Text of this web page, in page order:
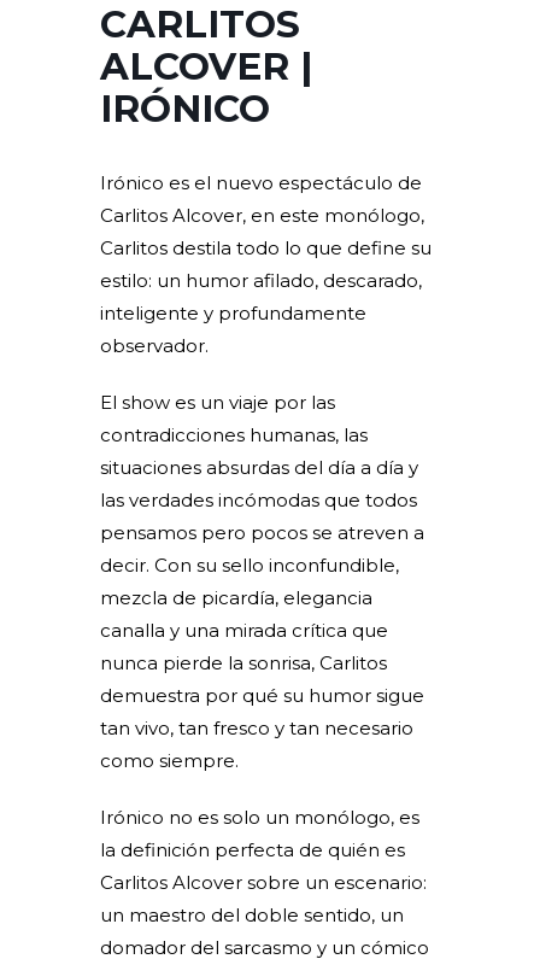
CARLITOS
ALCOVER |
IRÓNICO
Irónico es el nuevo espectáculo de
Carlitos Alcover, en este monólogo,
Carlitos destila todo lo que define su
estilo: un humor afilado, descarado,
inteligente y profundamente
observador.
El show es un viaje por las
contradicciones humanas, las
situaciones absurdas del día a día y
las verdades incómodas que todos
pensamos pero pocos se atreven a
decir. Con su sello inconfundible,
mezcla de picardía, elegancia
canalla y una mirada crítica que
nunca pierde la sonrisa, Carlitos
demuestra por qué su humor sigue
tan vivo, tan fresco y tan necesario
como siempre.
Irónico no es solo un monólogo, es
la definición perfecta de quién es
Carlitos Alcover sobre un escenario:
un maestro del doble sentido, un
domador del sarcasmo y un cómico